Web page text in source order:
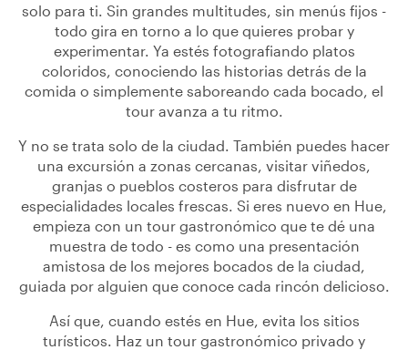
solo para ti. Sin grandes multitudes, sin menús fijos -
todo gira en torno a lo que quieres probar y
experimentar. Ya estés fotografiando platos
coloridos, conociendo las historias detrás de la
comida o simplemente saboreando cada bocado, el
tour avanza a tu ritmo.
Y no se trata solo de la ciudad. También puedes hacer
una excursión a zonas cercanas, visitar viñedos,
granjas o pueblos costeros para disfrutar de
especialidades locales frescas. Si eres nuevo en Hue,
empieza con un tour gastronómico que te dé una
muestra de todo - es como una presentación
amistosa de los mejores bocados de la ciudad,
guiada por alguien que conoce cada rincón delicioso.
Así que, cuando estés en Hue, evita los sitios
turísticos. Haz un tour gastronómico privado y